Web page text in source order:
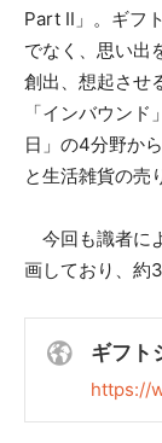
Part Ⅱ」。ギフ
でなく、思い出
創出、想起させ
「インバウン
日」の4分野か
と生活雑貨の売
今回も識者に
画しており、約
ギフト
https://